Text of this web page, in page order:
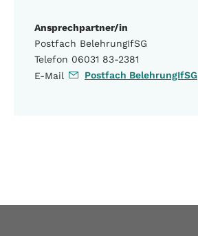
Ansprechpartner/in
Postfach BelehrungIfSG
Telefon 06031 83-2381
E-Mail
Postfach BelehrungIfSG